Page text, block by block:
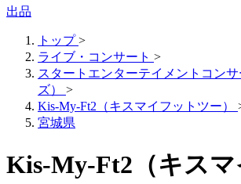
出品
トップ >
ライブ・コンサート >
スタートエンターテイメントコン
ズ）
>
Kis-My-Ft2（キスマイフットツー）
宮城県
Kis-My-Ft2（キスマ